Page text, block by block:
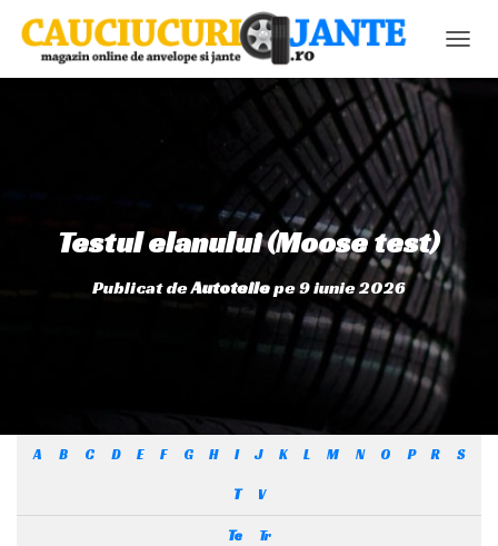
O
G
A
Testul elanului (Moose test)
Publicat deAutoteilepe9 iunie 2026
A B C D E F G H I J K L M N O P R S
T V
Te Tr